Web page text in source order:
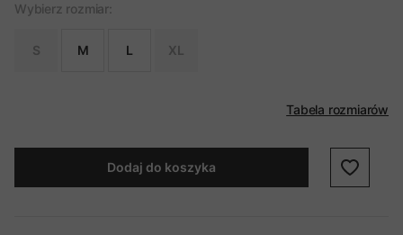
Wybierz rozmiar:
S M L XL
Tabela rozmiarów
Dodaj do koszyka